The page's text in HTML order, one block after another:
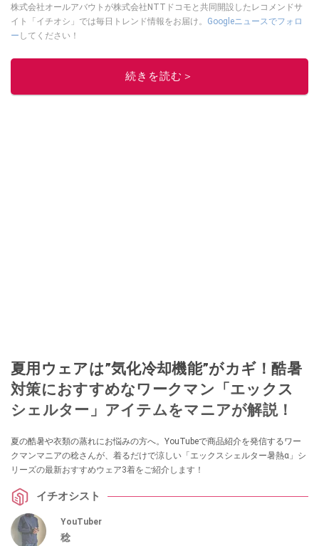
株式会社オールアバウトが株式会社NTTドコモと共同開設したレコメンドサ
イト「イチオシ」では毎日トレンド情報をお届け。 Googleニュースでフォロ
ー してください！
このイチオシストの他の記事を読む
続きを読む＞
夏用ウェアは”気化冷却機能”がカギ！酷暑
対策におすすめなワークマン「エックス
シェルター」アイテムをマニアが解説！
夏の酷暑や衣類の蒸れにお悩みの方へ。YouTubeで商品紹介を発信するワー
クマンマニアの稔さんが、着るだけで涼しい「エックスシェルター暑熱α」シ
リーズの最新おすすめウェア3着をご紹介します！
イチオシスト
YouTuber
稔